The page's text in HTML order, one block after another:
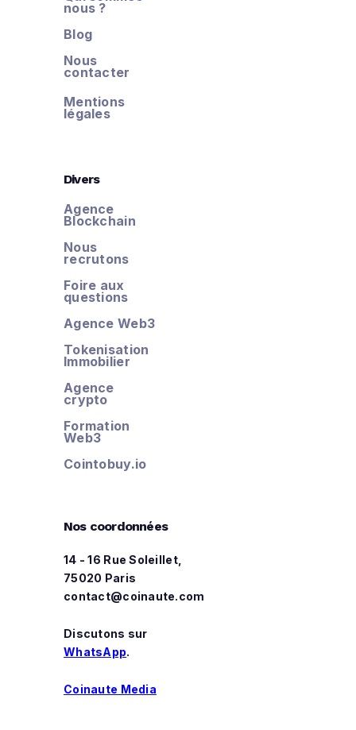
nous ?
Blog
Nous
contacter
Mentions
légales
Divers
Agence
Blockchain
Nous
recrutons
Foire aux
questions
Agence Web3
Tokenisation
Immobilier
Agence
crypto
Formation
Web3
Cointobuy.io
Nos coordonnées
14 - 16 Rue Soleillet,
75020 Paris
contact@coinaute.com
Discutons sur
WhatsApp.
Coinaute Media